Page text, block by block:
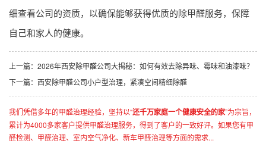
细查看公司的资质，以确保能够获得优质的除甲醛服务，保障
自己和家人的健康。
上一篇： 2026年西安除甲醛公司大揭秘：如何有效去除异味、霉味和油漆味？
下一篇： 西安除甲醛公司小户型治理，紧凑空间精细除醛
我们凭借多年的甲醛治理经验，坚持以“还千万家庭一个健康安全的家”为宗旨，
累计为4000多家客户提供甲醛治理服务，得到了客户的一致好评。如果您有甲
醛检测、甲醛治理、室内空气净化、新车甲醛治理等方面的需求...